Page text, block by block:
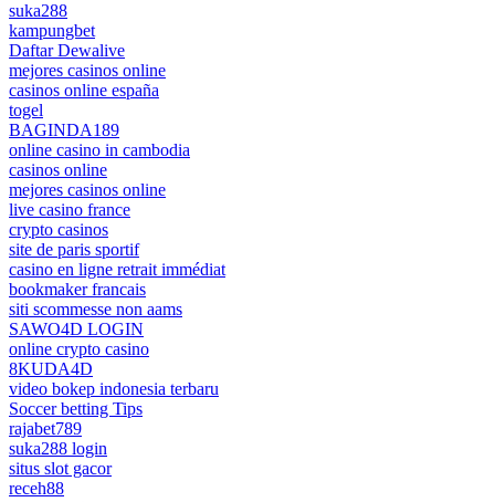
suka288
kampungbet
Daftar Dewalive
mejores casinos online
casinos online españa
togel
BAGINDA189
online casino in cambodia
casinos online
mejores casinos online
live casino france
crypto casinos
site de paris sportif
casino en ligne retrait immédiat
bookmaker francais
siti scommesse non aams
SAWO4D LOGIN
online crypto casino
8KUDA4D
video bokep indonesia terbaru
Soccer betting Tips
rajabet789
suka288 login
situs slot gacor
receh88